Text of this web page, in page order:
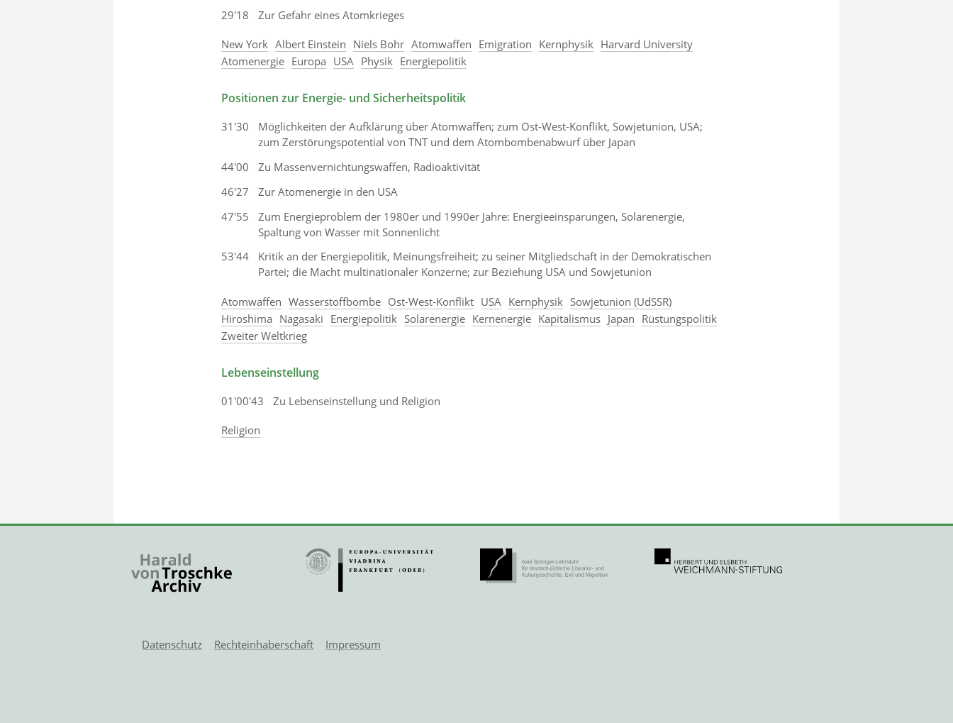
29'18
Zur Gefahr eines Atomkrieges
New York Albert Einstein Niels Bohr Atomwaffen Emigration Kernphysik Harvard University
Atomenergie Europa USA Physik Energiepolitik
Positionen zur Energie- und Sicherheitspolitik
31'30
Möglichkeiten der Aufklärung über Atomwaffen; zum Ost-West-Konflikt, Sowjetunion, USA;
zum Zerstörungspotential von TNT und dem Atombombenabwurf über Japan
44'00
Zu Massenvernichtungswaffen, Radioaktivität
46'27
Zur Atomenergie in den USA
47'55
Zum Energieproblem der 1980er und 1990er Jahre: Energieeinsparungen, Solarenergie,
Spaltung von Wasser mit Sonnenlicht
53'44
Kritik an der Energiepolitik, Meinungsfreiheit; zu seiner Mitgliedschaft in der Demokratischen
Partei; die Macht multinationaler Konzerne; zur Beziehung USA und Sowjetunion
Atomwaffen Wasserstoffbombe Ost-West-Konflikt USA Kernphysik Sowjetunion (UdSSR)
Hiroshima Nagasaki Energiepolitik Solarenergie Kernenergie Kapitalismus Japan Rüstungspolitik
Zweiter Weltkrieg
Lebenseinstellung
01'00'43 Zu Lebenseinstellung und Religion
Religion
Datenschutz Rechteinhaberschaft Impressum